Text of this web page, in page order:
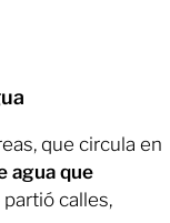
que circula en
agua que
partió calles,